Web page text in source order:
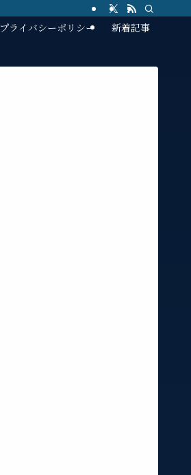
プライバシーポリシー 新着記事